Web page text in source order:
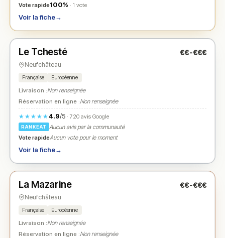
Vote rapide100% · 1 vote
Voir la fiche→
★ N° 2
Le Tchesté €€-€€€
Neufchâteau
Française Européenne
Livraison :Non renseignée
Réservation en ligne :Non renseignée
★★★★★4.9/5· 720 avis Google
RANKEAT
Aucun avis par la communauté
Vote rapideAucun vote pour le moment
Voir la fiche→
★ N° 3
La Mazarine €€-€€€
Neufchâteau
Française Européenne
Livraison :Non renseignée
Réservation en ligne :Non renseignée